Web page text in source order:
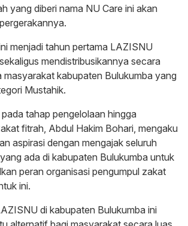
yang diberi nama NU Care ini akan
menjadi tahun pertama LAZISNU
mendistribusikannya secara
masyarakat kabupaten Bulukumba yang
Mustahik.
tahap pengelolaan hingga
fitrah, Abdul Hakim Bohari, mengaku
aspirasi dengan mengajak seluruh
ada di kabupaten Bulukumba untuk
peran organisasi pengumpul zakat
ini.
di kabupaten Bulukumba ini